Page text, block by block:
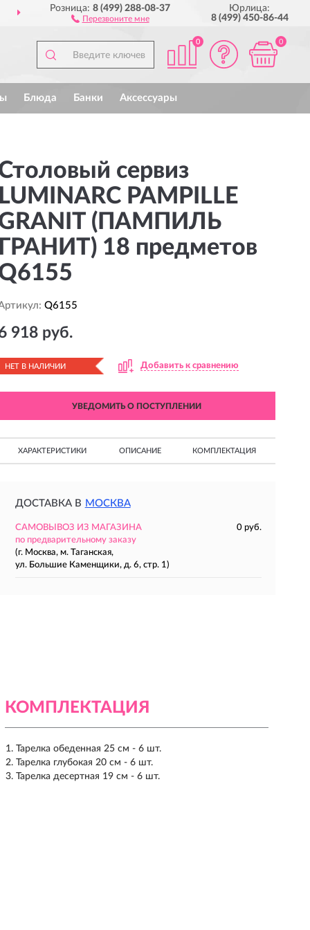
ПО ВСЕЙ РОССИИ
Розница:8 (499) 288-08-37
Перезвоните мне
Юрлица:
8 (499) 450-86-44
0 0
Блюда Банки Аксессуары
сервиз
PAMPILLE
(ПАМПИЛЬ
18 предметов
Q6155
918 руб.
НЕТ В НАЛИЧИИ Добавить к сравнению
УВЕДОМИТЬ О ПОСТУПЛЕНИИ
ХАРАКТЕРИСТИКИ ОПИСАНИЕ КОМПЛЕКТАЦИЯ
ДОСТАВКА В МОСКВА
САМОВЫВОЗ ИЗ МАГАЗИНА
0 руб.
по предварительному заказу
(г. Москва, м. Таганская,
ул. Большие Каменщики, д. 6, стр. 1)
КОМПЛЕКТАЦИЯ
Тарелка обеденная 25 см - 6 шт.
Тарелка глубокая 20 см - 6 шт.
Тарелка десертная 19 см - 6 шт.